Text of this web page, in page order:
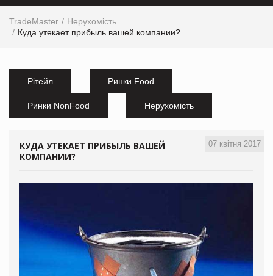
TradeMaster
Нерухомість
Куда утекает прибыль вашей компании?
Рітейл Ринки Food
Ринки NonFood Нерухомість
07 квітня 2017
КУДА УТЕКАЕТ ПРИБЫЛЬ ВАШЕЙ
КОМПАНИИ?